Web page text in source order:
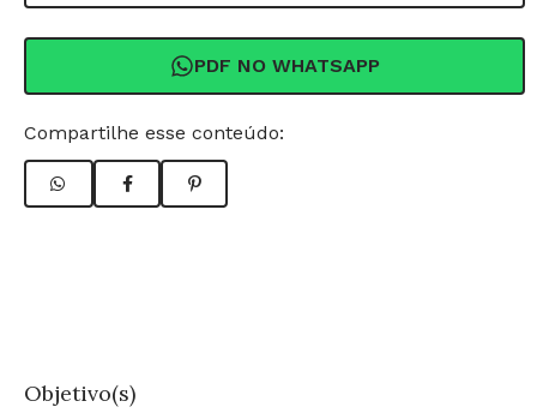
PDF NO WHATSAPP
Compartilhe esse conteúdo:
Objetivo(s)